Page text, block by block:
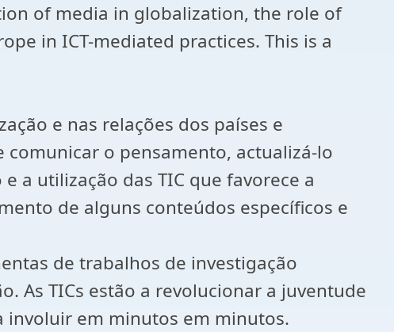
of media in globalization, the role of
in ICT-mediated practices. This is a
e nas relações dos países e
o pensamento, actualizá-lo
a utilização das TIC que favorece a
de alguns conteúdos específicos e
de trabalhos de investigação
As TICs estão a revolucionar a juventude
involuir em minutos em minutos.